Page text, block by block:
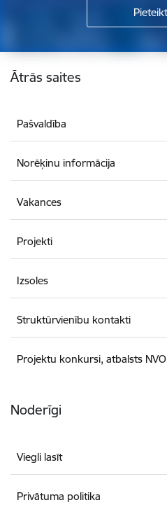
Kājene
Ātrās saites
Pašvaldība
Norēķinu informācija
Vakances
Projekti
Izsoles
Struktūrvienību kontakti
Projektu konkursi, atbalsts NVO
Noderīgi
Viegli lasīt
Privātuma politika